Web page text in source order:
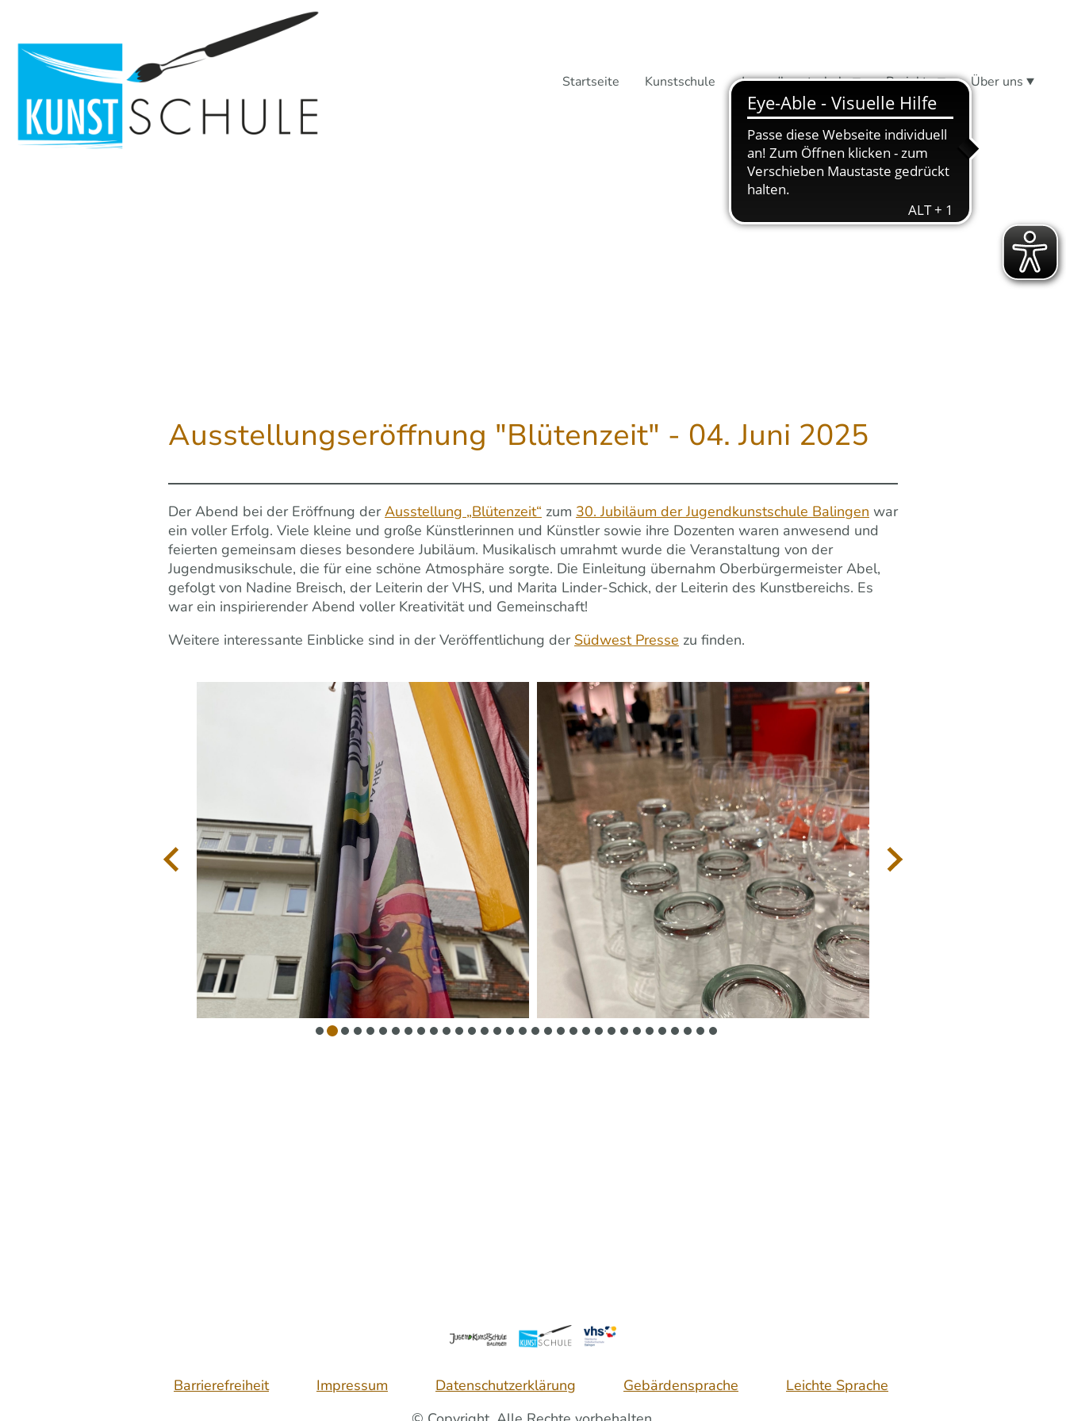
Startseite Kunstschule Jugendkunstschule Projekte Über uns
Ausstellungseröffnung "Blütenzeit" - 04. Juni 2025
Der Abend bei der Eröffnung derAusstellung „Blütenzeit“ zum 30. Jubiläum der Jugendkunstschule Balingen war
ein voller Erfolg. Viele kleine und große Künstlerinnen und Künstler sowie ihre Dozenten waren anwesend und
feierten gemeinsam dieses besondere Jubiläum. Musikalisch umrahmt wurde die Veranstaltung von der
Jugendmusikschule, die für eine schöne Atmosphäre sorgte. Die Einleitung übernahm Oberbürgermeister Abel,
gefolgt von Nadine Breisch, der Leiterin der VHS, und Marita Linder-Schick, der Leiterin des Kunstbereichs. Es
war ein inspirierender Abend voller Kreativität und Gemeinschaft!
Weitere interessante Einblicke sind in der Veröffentlichung der Südwest Presse zu finden.
Barrierefreiheit Impressum Datenschutzerklärung Gebärdensprache
Leichte Sprache